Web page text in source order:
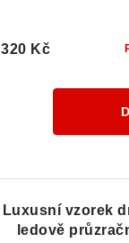
320 Kč
Luxusní vzorek
ledově